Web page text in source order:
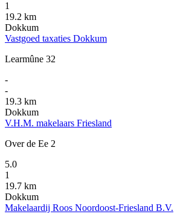
1
19.2 km
Dokkum
Vastgoed taxaties Dokkum
Learmûne 32
-
-
19.3 km
Dokkum
V.H.M. makelaars Friesland
Over de Ee 2
5.0
1
19.7 km
Dokkum
Makelaardij Roos Noordoost-Friesland B.V.